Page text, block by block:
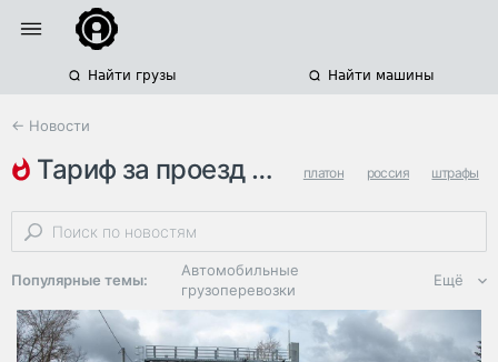
Найти грузы Найти машины
← Новости
тариф за проезд по федеральны… платон россия штрафы
Популярные темы:
Автомобильные
грузоперевозки
Региональная
логистика
Ещё